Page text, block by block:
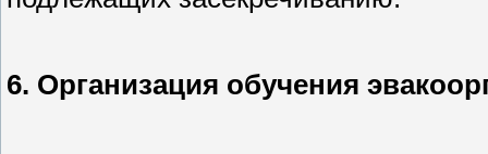
6. Организация обучения